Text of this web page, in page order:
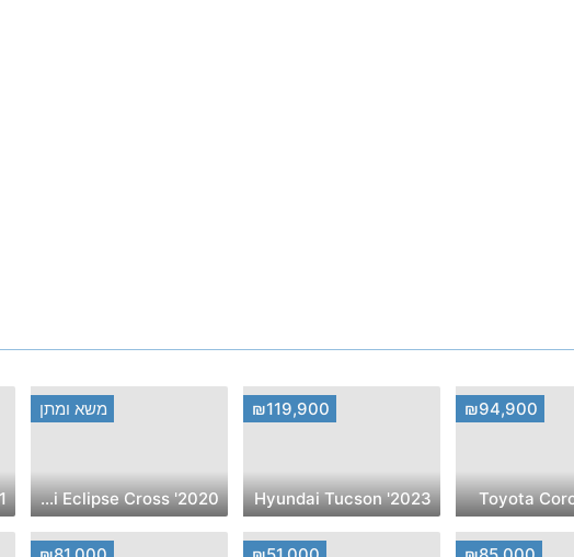
₪94,900
₪119,900
2023' Hyundai Tucson
משא ומתן
2020' Mitsubishi Eclipse Cross